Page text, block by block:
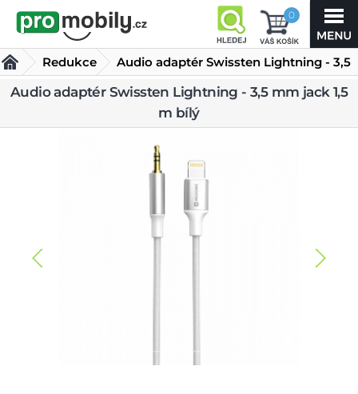
0
Redukce
Audio adaptér Swissten Lightning - 3,5
mm jack 1,5 m bílý
Audio adaptér Swissten Lightning - 3,5 mm jack 1,5
m bílý